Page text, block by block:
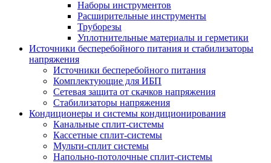
Наборы инструментов
Расширительные инструменты
Труборезы
Уплотнительные материалы и герметики
Источники бесперебойного питания и стабилизаторы
напряжения
Источники бесперебойного питания
Комплектующие для ИБП
Сетевая защита от скачков напряжения
Стабилизаторы напряжения
Кондиционеры и системы кондиционирования
Канальные сплит-системы
Кассетные сплит-системы
Мульти-сплит системы
Напольно-потолочные сплит-системы